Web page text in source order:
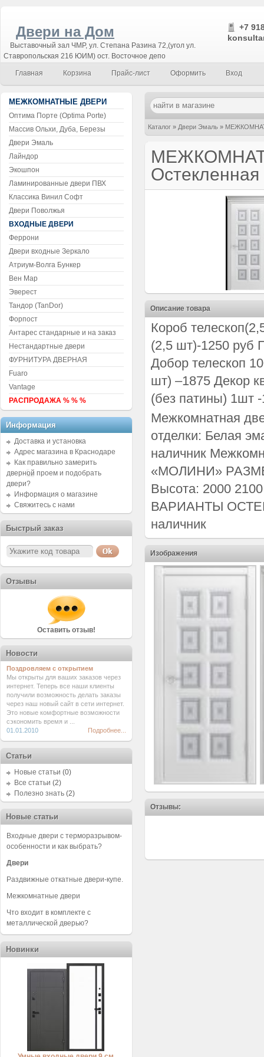
Двери на Дом
Выставочный зал ЧМР, ул. Степана Разина 72,(угол ул.
Ставропольская 216 ЮИМ) ост. Восточное депо
+7
Главная Корзина Прайс-лист Оформить Вход
Каталог » Двери Эмаль »
Описание товара
Короб
(2,5 шт)-1250 руб
Добор телескоп
шт) –1875 Декор
(без патины) 1шт
Межкомнатная
отделки: Белая
наличник
«МОЛИНИ»
Высота: 2000
ВАРИАНТЫ
наличник
Изображения
Отзывы:
МЕЖКОМНАТНЫЕ ДВЕРИ
Оптима Порте (Optima Porte)
Массив Ольхи, Дуба, Березы
Двери Эмаль
Лайндор
Экошпон
Ламинированные двери ПВХ
Классика Винил Софт
Двери Поволжья
ВХОДНЫЕ ДВЕРИ
Феррони
Двери входные Зеркало
Атриум-Волга Бункер
Вен Мар
Эверест
Тандор (TanDor)
Форпост
Антарес стандарные и на заказ
Нестандартные двери
ФУРНИТУРА ДВЕРНАЯ
Fuaro
Vantage
РАСПРОДАЖА % % %
Информация
Доставка и установка
Адрес магазина в Краснодаре
Как правильно замерить
дверной проем и подобрать
двери?
Информация о магазине
Свяжитесь с нами
Быстрый заказ
Отзывы
Оставить отзыв!
Новости
Поздровляем с открытием
Мы открыты для ваших заказов через
интернет. Теперь все наши клиенты
получили возможность делать заказы
через наш новый сайт в сети интернет.
Это новые комфортные возможности
сэкономить время и ...
01.01.2010
Подробнее...
Статьи
Новые статьи (0)
Все статьи (2)
Полезно знать (2)
Новые статьи
Входные двери с терморазрывом-
особенности и как выбрать?
Двери
Раздвижные откатные двери-купе.
Межкомнатные двери
Что входит в комплекте с
металлической дверью?
Новинки